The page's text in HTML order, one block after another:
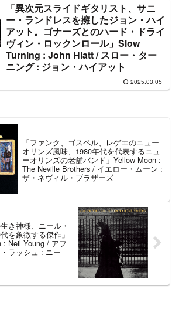
「異次元スライドギタリスト、サニ
ー・ランドレスを擁したジョン・ハイ
アット。ゴナーズとのハード・ドライ
ヴィン・ロックンロール」Slow
Turning : John Hiatt / スロー・ター
ニング : ジョン・ハイアット
2025.03.05
「ファンク、ゴスペル、レゲエのニュー
オリンズ風味、1980年代を代表するニュ
ーオリンズの老舗バンド」Yellow Moon :
The Neville Brothers / イエロー・ムーン :
ザ・ネヴィル・ブラザーズ
き神様、ニール・
を象徴する傑作」
: Neil Young / アフ
ラッシュ : ニー